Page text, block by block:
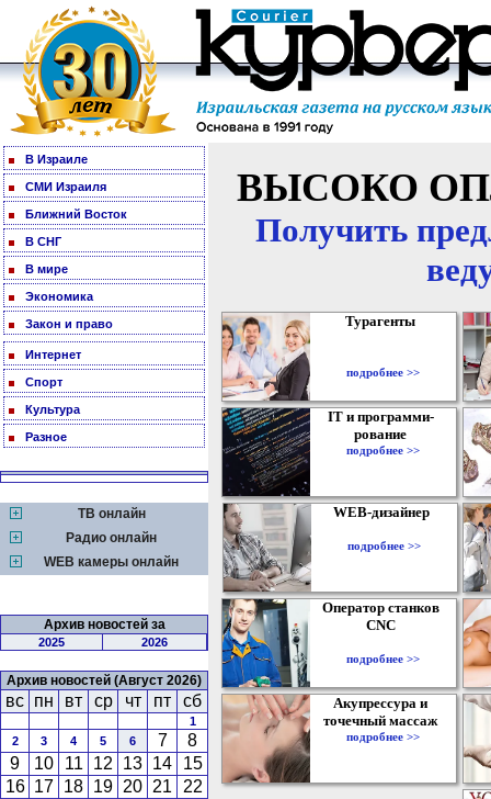
В Израиле
СМИ Израиля
Ближний Восток
В СНГ
В мире
Экономика
Закон и право
Интернет
Спорт
Культура
Разное
ТВ онлайн
Радио онлайн
WEB камеры онлайн
Архив новостей за
2025 2026
Архив новостей (Август 2026)
вс пн вт ср чт пт сб
1
2
3 4 5 6 7
8
9
10 11 12 13 14
15
16 17 18 19 20 21
22
ВЫСОКО
Получить
Турагенты
подробнее >>
IT и программи-
рование
подробнее >>
WEB-дизайнер
подробнее >>
Оператор станков
CNC
подробнее >>
Акупрессура и
точечный массаж
подробнее >>